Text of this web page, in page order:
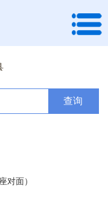
查询
对面）